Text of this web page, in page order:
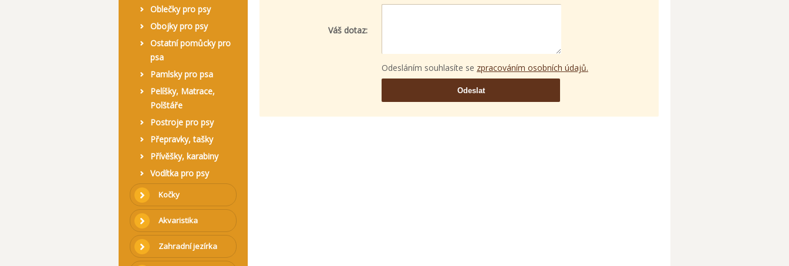
Oblečky pro psy
Obojky pro psy
Ostatní pomůcky pro
psa
Pamlsky pro psa
Pelíšky, Matrace,
Polštáře
Postroje pro psy
Přepravky, tašky
Přívěšky, karabiny
Vodítka pro psy
Kočky
Akvaristika
Zahradní jezírka
Váš dotaz:
Odesláním souhlasíte se zpracováním osobních údajů.